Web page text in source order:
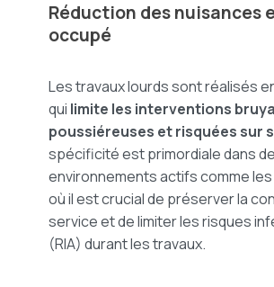
Réduction des nuisances
occupé
Les travaux lourds sont réalisés
qui limite les interventions
poussiéreuses et risquées sur
spécificité est primordiale dans
environnements actifs comme
où il est crucial de préserver la
service et de limiter les risques
(RIA) durant les travaux.